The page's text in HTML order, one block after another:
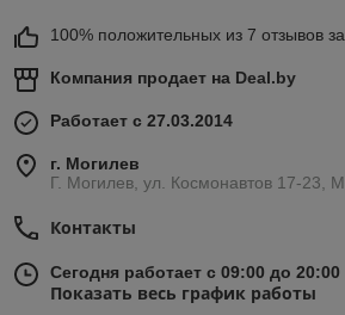
100% положительных из 7 отзывов
Компания продает на Deal.by
Работает с 27.03.2014
г. Могилев
Г. Могилев, ул. Космонавтов 17-23,
Контакты
Сегодня работает с 09:00 до 20:00
Показать весь график работы